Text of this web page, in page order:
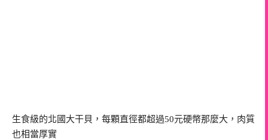
生食級的北國大干貝，每顆直徑都超過50元硬幣那麼大，肉質
也相當厚實